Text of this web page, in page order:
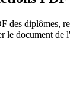
des diplômes,
le document de